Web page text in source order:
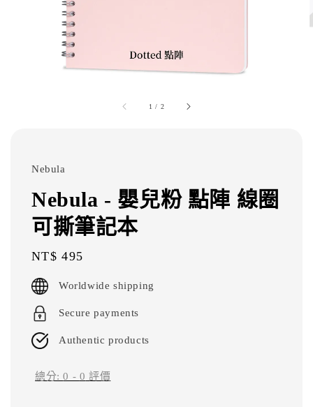
1 / 2
Nebula
Nebula - 嬰兒粉 點陣 線圈
可撕筆記本
Regular
price
NT$ 495
Worldwide shipping
Secure payments
Authentic products
總分:0 - 0 評價